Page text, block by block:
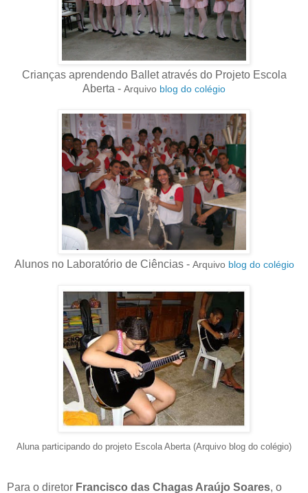
Crianças aprendendo Ballet através do Projeto Escola
Aberta - Arquivo blog do colégio
Alunos no Laboratório de Ciências - Arquivoblog do colégio
Aluna participando do projeto Escola Aberta (Arquivo blog do colégio)
Para o diretor Francisco das Chagas Araújo Soares, o